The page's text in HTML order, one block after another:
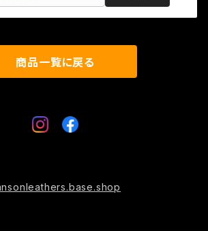
商品一覧に戻る